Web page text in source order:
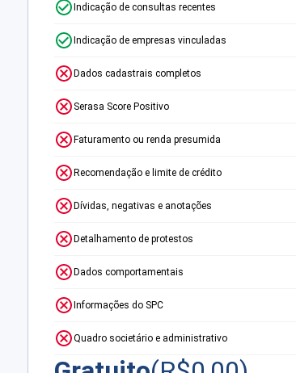
Indicação de consultas recentes
Indicação de empresas vinculadas
Dados cadastrais completos
Serasa Score Positivo
Faturamento ou renda presumida
Recomendação e limite de crédito
Dívidas, negativas e anotações
Detalhamento de protestos
Dados comportamentais
Informações do SPC
Quadro societário e administrativo